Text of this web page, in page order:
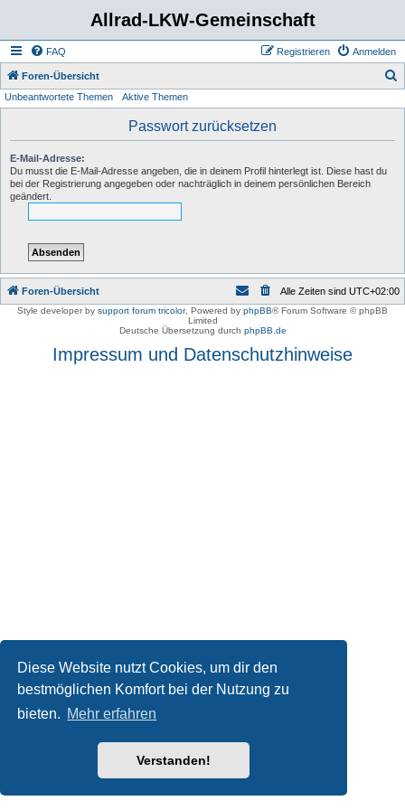
Diese Website nutzt Cookies, um dir den
bestmöglichen Komfort bei der Nutzung zu
bieten. Mehr erfahren
Verstanden!
Allrad-LKW-Gemeinschaft
FAQ Anmelden
Registrieren
Foren-Übersicht
Unbeantwortete Themen Aktive Themen
Passwort zurücksetzen
E-Mail-Adresse:
Du musst die E-Mail-Adresse angeben, die in deinem Profil hinterlegt ist. Diese hast du
bei der Registrierung angegeben oder nachträglich in deinem persönlichen Bereich
geändert.
Foren-Übersicht Alle Zeiten sind UTC+02:00
Style developer by support forum tricolor, Powered by phpBB® Forum Software © phpBB
Limited
Deutsche Übersetzung durch phpBB.de
Impressum und Datenschutzhinweise